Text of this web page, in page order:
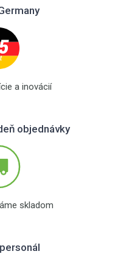
a inovácií
objednávky
skladom